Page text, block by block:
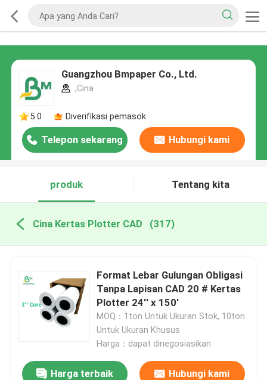
Guangzhou Bmpaper Co., Ltd.
,Cina
5.0 Diverifikasi pemasok
Telepon sekarang Hubungi kami
produk Tentang kita
Cina Kertas Plotter CAD (317)
Format Lebar Gulungan Obligasi
Tanpa Lapisan CAD 20 # Kertas
Plotter 24'' x 150'
MOQ：1ton Untuk Ukuran Stok, 10ton
Untuk Ukuran Khusus
Harga：dapat dinegosiasikan
Harga terbaik Hubungi kami